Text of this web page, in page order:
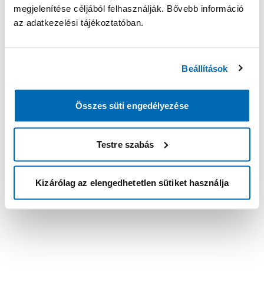
megjelenítése céljából felhasználják. Bővebb információ
az adatkezelési tájékoztatóban.
Beállítások
Összes süti engedélyezése
Testre szabás
Kizárólag az elengedhetetlen sütiket használja